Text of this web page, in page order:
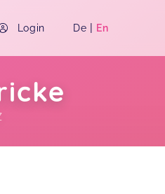
Login De | En
me here...